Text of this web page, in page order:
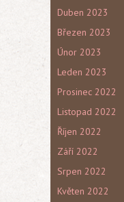
Duben 2023
Březen 2023
Únor 2023
Leden 2023
Prosinec 2022
Listopad 2022
Říjen 2022
Září 2022
Srpen 2022
Květen 2022